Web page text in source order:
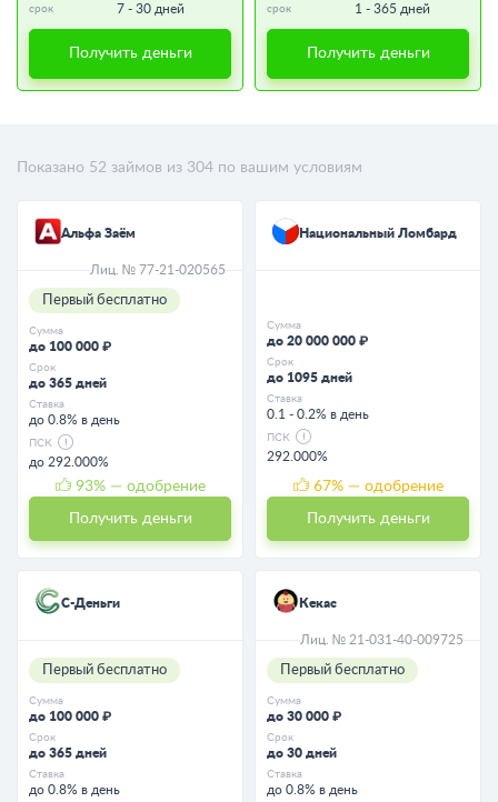
срок 7 - 30 дней
Получить деньги
срок 1 - 365 дней
Получить деньги
Показано 52 займов из 304 по вашим условиям
Альфа Заём
Лиц. № 77-21-020565
Первый бесплатно
Сумма
до 100 000 ₽
Срок
до 365 дней
Ставка
до 0.8% в день
ПСК
до 292.000%
93% — одобрение
Получить деньги
Национальный Ломбард
Сумма
до 20 000 000 ₽
Срок
до 1095 дней
Ставка
0.1 - 0.2% в день
ПСК
292.000%
67% — одобрение
Получить деньги
С-Деньги
Первый бесплатно
Сумма
до 100 000 ₽
Срок
до 365 дней
Ставка
до 0.8% в день
Кекас
Лиц. № 21-031-40-009725
Первый бесплатно
Сумма
до 30 000 ₽
Срок
до 30 дней
Ставка
до 0.8% в день